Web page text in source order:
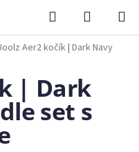
Hľadať
KOŠÍK
Aer2 kočík | Dark Navy
| Dark
set s